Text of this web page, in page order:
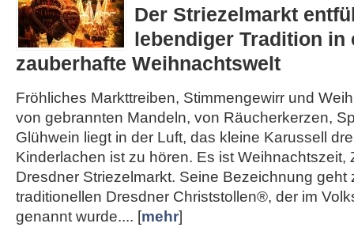
Der Striezelmarkt
lebendiger Tradition in
zauberhafte Weihnachtswelt
Fröhliches Markttreiben, Stimmengewirr und
von gebrannten Mandeln, von Räucherkerzen,
Glühwein liegt in der Luft, das kleine Karussell
Kinderlachen ist zu hören. Es ist Weihnachtszeit,
Dresdner Striezelmarkt. Seine Bezeichnung
traditionellen Dresdner Christstollen®, der im
genannt wurde.... [mehr]